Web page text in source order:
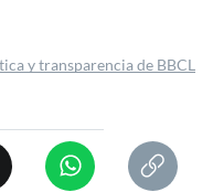
y transparencia de BBCL